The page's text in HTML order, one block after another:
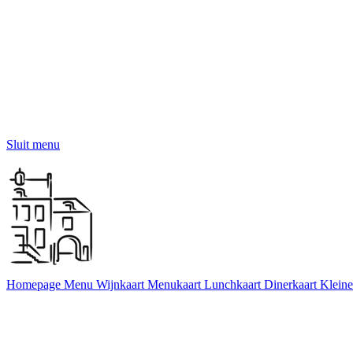
Sluit menu
Homepage Menu Wijnkaart Menukaart Lunchkaart Dinerkaart